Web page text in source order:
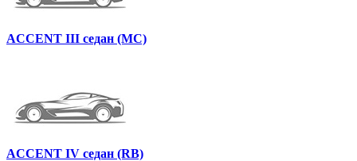
ACCENT III седан (MC)
ACCENT IV седан (RB)